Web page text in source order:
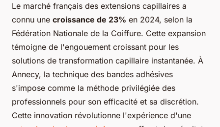
Le marché français des extensions capillaires a
connu une croissance de 23% en 2024, selon la
Fédération Nationale de la Coiffure. Cette expansion
témoigne de l'engouement croissant pour les
solutions de transformation capillaire instantanée. À
Annecy, la technique des bandes adhésives
s'impose comme la méthode privilégiée des
professionnels pour son efficacité et sa discrétion.
Cette innovation révolutionne l'expérience d'une